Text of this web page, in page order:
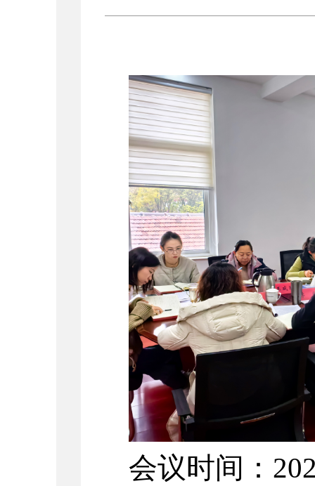
会议时间：